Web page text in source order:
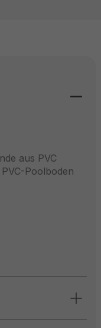
aus PVC
Poolboden